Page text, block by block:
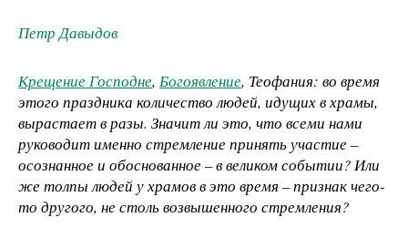
Петр Давыдов
Крещение Господне, Богоявление, Теофания: во время
этого праздника количество людей, идущих в храмы,
вырастает в разы. Значит ли это, что всеми нами
руководит именно стремление принять участие –
осознанное и обоснованное – в великом событии? Или
же толпы людей у храмов в это время – признак чего-
то другого, не столь возвышенного стремления?